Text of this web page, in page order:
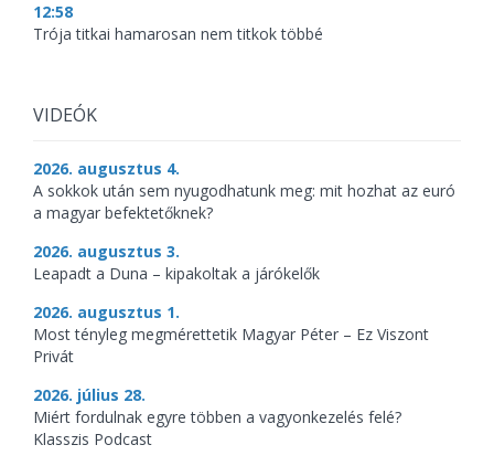
12:58
Trója titkai hamarosan nem titkok többé
VIDEÓK
2026. augusztus 4.
A sokkok után sem nyugodhatunk meg: mit hozhat az euró
a magyar befektetőknek?
2026. augusztus 3.
Leapadt a Duna – kipakoltak a járókelők
2026. augusztus 1.
Most tényleg megmérettetik Magyar Péter – Ez Viszont
Privát
2026. július 28.
Miért fordulnak egyre többen a vagyonkezelés felé?
Klasszis Podcast